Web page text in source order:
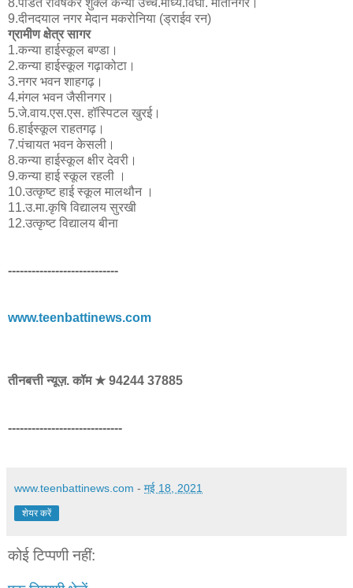
8.पंडित रविषंकर शुक्ल कन्या उच्च.माध्य.विघा. मोतीनगर।
9.दीनदयाल नगर मेेदान मकरोनिया (ड्राईव रन)
ग्रामीण क्षेत्र सागर
1.कन्या हाईस्कूल बण्डा।
2.कन्या हाईस्कूल गढ़ाकोटा।
3.नगर भवन शाहगढ़।
4.मंगल भवन जैसीनगर।
5.जे.वाय.एस.एस. हॉस्पिटल खुरई।
6.हाईस्कूल राहतगढ़।
7.पंचायत भवन केसली।
8.कन्या हाईस्कूल क्षीर देवरी।
9.कन्या हाई स्कूल रहली ।
10.उत्कृष्ट हाई स्कूल मालथौन ।
11.उ.मा.कृषि विद्यालय सुरखी
12.उत्कृष्ट विद्यालय बीना
----------------------------
www.teenbattinews.com
तीनबत्ती न्यूज़. कॉम ★ 94244 37885
-----------------------------
www.teenbattinews.com - मई 18, 2021
शेयर करें
कोई टिप्पणी नहीं: